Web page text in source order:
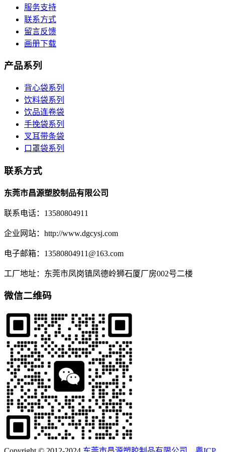
服务支持
联系方式
留言反馈
画册下载
产品系列
背心袋系列
饮料袋系列
饮品连卷袋
手挽袋系列
叉耳带条袋
口罩袋系列
联系方式
东莞市昌源塑胶制品有限公司
联系电话：13580804911
企业网站：http://www.dgcysj.com
电子邮箱：13580804911@163.com
工厂地址：东莞市凤岗镇凤德岭狮石厦厂房002号二楼
微信二维码